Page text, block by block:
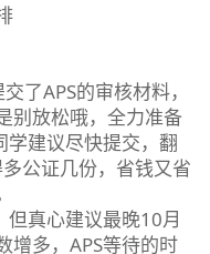
了APS的审核材料，
别放松哦，全力准备
学建议尽快提交，翻
公证几份，省钱又省
但真心建议最晚10月
增多，APS等待的时